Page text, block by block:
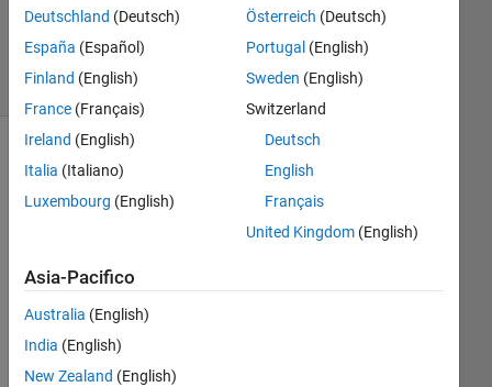
2018
20
Visualizzazioni
(30 giorni)
I
wa
Deutschland (Deutsch)
España (Español)
Finland (English)
France (Français)
Ireland (English)
Italia (Italiano)
Luxembourg (English)
Österreich (Deutsch)
Portugal (English)
Sweden (English)
Switzerland
Deutsch
English
Français
United Kingdom(English)
Asia-Pacifico
Australia (English)
India (English)
New Zealand (English)